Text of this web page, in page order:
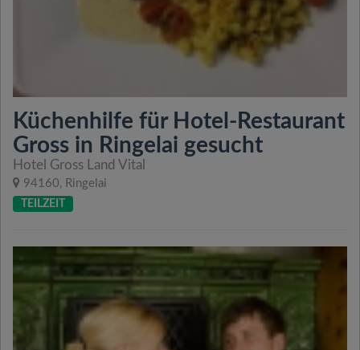
Küchenhilfe für Hotel-Restaurant
Gross in Ringelai gesucht
Hotel Gross Land Vital
94160, Ringelai
TEILZEIT